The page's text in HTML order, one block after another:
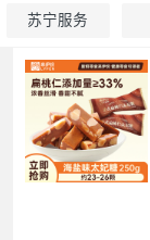
苏宁服务
重选